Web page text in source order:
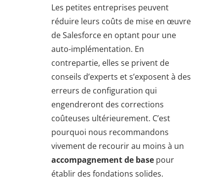
Les petites entreprises peuvent
réduire leurs coûts de mise en œuvre
de Salesforce en optant pour une
auto-implémentation. En
contrepartie, elles se privent de
conseils d’experts et s’exposent à des
erreurs de configuration qui
engendreront des corrections
coûteuses ultérieurement. C’est
pourquoi nous recommandons
vivement de recourir au moins à un
accompagnement de base pour
établir des fondations solides.